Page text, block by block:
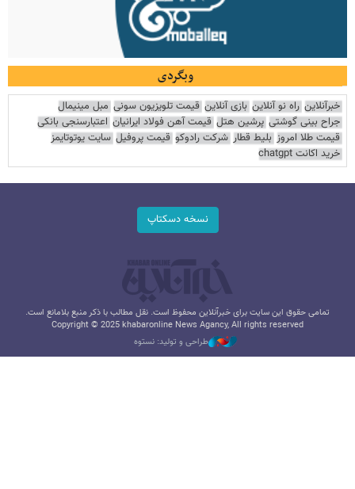
وبگردی
خبرآنلاین راه نو آنلاین بازی آنلاین قیمت تلویزیون سونی مبل مینیمال
جراح بینی گوشتی پرشین هتل قیمت آهن فولاد ایرانیان اعتبارسنجی بانکی
قیمت طلا امروز بلیط قطار شرکت رادوکو قیمت پروفیل سایت یوتوتایمز
خرید اکانت chatgpt
نسخه دسکتاپ
تمامی حقوق این سایت برای خبرآنلاین محفوظ است. نقل مطالب با ذکر منبع بلامانع است.
Copyright © 2025 khabaronline News Agancy, All rights reserved
طراحی و تولید: نستوه